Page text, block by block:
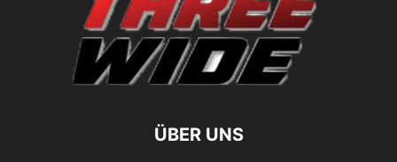
ÜBER UNS